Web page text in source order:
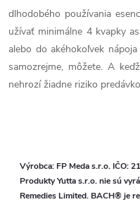
dlhodobého používania
užívať minimálne 4 kvapky
alebo do akéhokoľvek
samozrejme, môžete. A
nehrozí žiadne riziko
Výrobca: FP Meda s.r.o. IČO:
Produkty Yutta s.r.o. nie sú
Remedies Limited. BACH® je